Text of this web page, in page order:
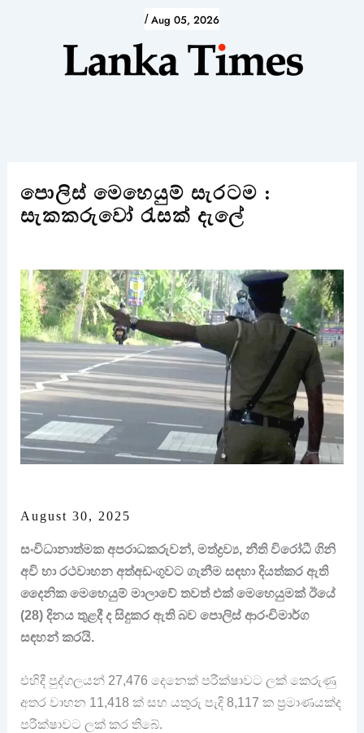
/ Aug 05, 2026
පොලිස් මෙහෙයුම් සැරටම :
සැකකරුවෝ රැසක් දැලේ
August 30, 2025
සංවිධානාත්මක අපරාධකරුවන්, මත්ද්‍රව්‍ය, නීති විරෝධී ගිනි
අවි හා රථවාහන අත්අඩංගුවට ගැනීම සඳහා දියත්කර ඇති
දෛනික මෙහෙයුම් මාලාවේ තවත් එක් මෙහෙයුමක් ඊයේ
(28) දිනය තුළදී ද සිදුකර ඇති බව පොලිස් ආරංචිමාර්ග
සඳහන් කරයි.
එහිදී පුද්ගලයන් 27,476 දෙනෙක් පරීක්ෂාවට ලක් කෙරුණු
අතර වාහන 11,418 ක් සහ යතුරු පැදි 8,117 ක ප‍්‍රමාණයක්ද
පරීක්ෂාවට ලක් කර තිබේ.